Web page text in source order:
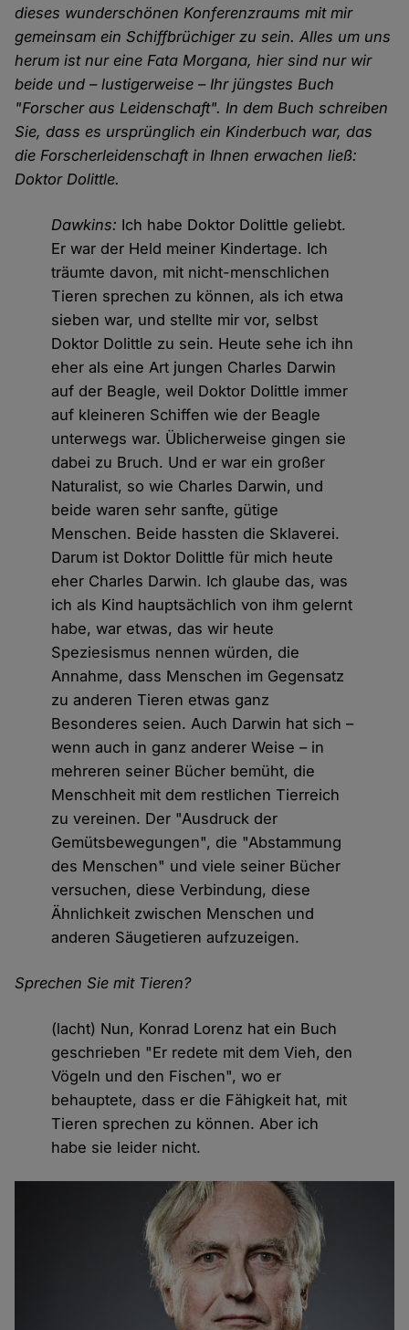
dieses wunderschönen Konferenzraums mit mir
gemeinsam ein Schiffbrüchiger zu sein. Alles um uns
herum ist nur eine Fata Morgana, hier sind nur wir
beide und – lustigerweise – Ihr jüngstes Buch
"Forscher aus Leidenschaft". In dem Buch schreiben
Sie, dass es ursprünglich ein Kinderbuch war, das
die Forscherleidenschaft in Ihnen erwachen ließ:
Doktor Dolittle.
Dawkins: Ich habe Doktor Dolittle geliebt.
Er war der Held meiner Kindertage. Ich
träumte davon, mit nicht-menschlichen
Tieren sprechen zu können, als ich etwa
sieben war, und stellte mir vor, selbst
Doktor Dolittle zu sein. Heute sehe ich ihn
eher als eine Art jungen Charles Darwin
auf der Beagle, weil Doktor Dolittle immer
auf kleineren Schiffen wie der Beagle
unterwegs war. Üblicherweise gingen sie
dabei zu Bruch. Und er war ein großer
Naturalist, so wie Charles Darwin, und
beide waren sehr sanfte, gütige
Menschen. Beide hassten die Sklaverei.
Darum ist Doktor Dolittle für mich heute
eher Charles Darwin. Ich glaube das, was
ich als Kind hauptsächlich von ihm gelernt
habe, war etwas, das wir heute
Speziesismus nennen würden, die
Annahme, dass Menschen im Gegensatz
zu anderen Tieren etwas ganz
Besonderes seien. Auch Darwin hat sich –
wenn auch in ganz anderer Weise – in
mehreren seiner Bücher bemüht, die
Menschheit mit dem restlichen Tierreich
zu vereinen. Der "Ausdruck der
Gemütsbewegungen", die "Abstammung
des Menschen" und viele seiner Bücher
versuchen, diese Verbindung, diese
Ähnlichkeit zwischen Menschen und
anderen Säugetieren aufzuzeigen.
Sprechen Sie mit Tieren?
(lacht) Nun, Konrad Lorenz hat ein Buch
geschrieben "Er redete mit dem Vieh, den
Vögeln und den Fischen", wo er
behauptete, dass er die Fähigkeit hat, mit
Tieren sprechen zu können. Aber ich
habe sie leider nicht.